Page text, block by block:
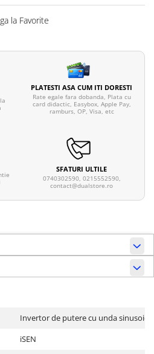
la Favorite
PLATESTI ASA CUM ITI DORESTI
Rate egale fara dobanda, Plata cu
card didactic, Easybox, Apple Pay,
ramburs, OP, Visa, etc
SFATURI ULTILE
0740302590, 0215552590,
contact@dualstore.ro
Invertor de putere cu unda
iSEN